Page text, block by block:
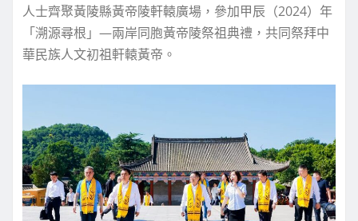
人士齊聚黃陵縣黃帝陵軒轅廣場，參加甲辰（2024）年
「溯源尋根」—兩岸同胞黃帝陵祭祖典禮，共同祭拜中
華民族人文初祖軒轅黃帝。